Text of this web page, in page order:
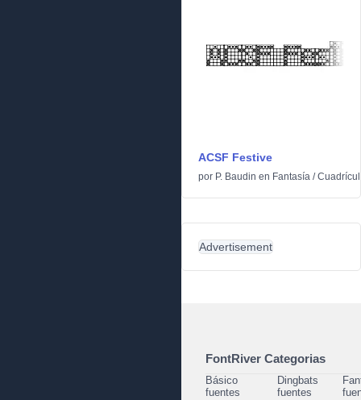
ACSF Festive
por P. Baudin en Fantasía /
Advertisement
FontRiver Categorias
Básico
fuentes
Dingbats
fuentes